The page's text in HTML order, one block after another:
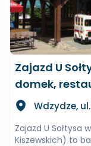
Zajazd U
domek,
Wdzydze,
Zajazd U Sołtysa
Kiszewskich) to